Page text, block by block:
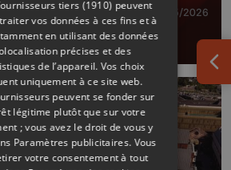
04/05/2026
tiers (1910) peuvent
vos données à ces fins et à
en utilisant des données
précises et des
de l’appareil. Vos choix
uniquement à ce site web.
peuvent se fonder sur
légitime plutôt que sur votre
; vous avez le droit de vous y
Paramètres publicitaires. Vous
votre consentement à tout